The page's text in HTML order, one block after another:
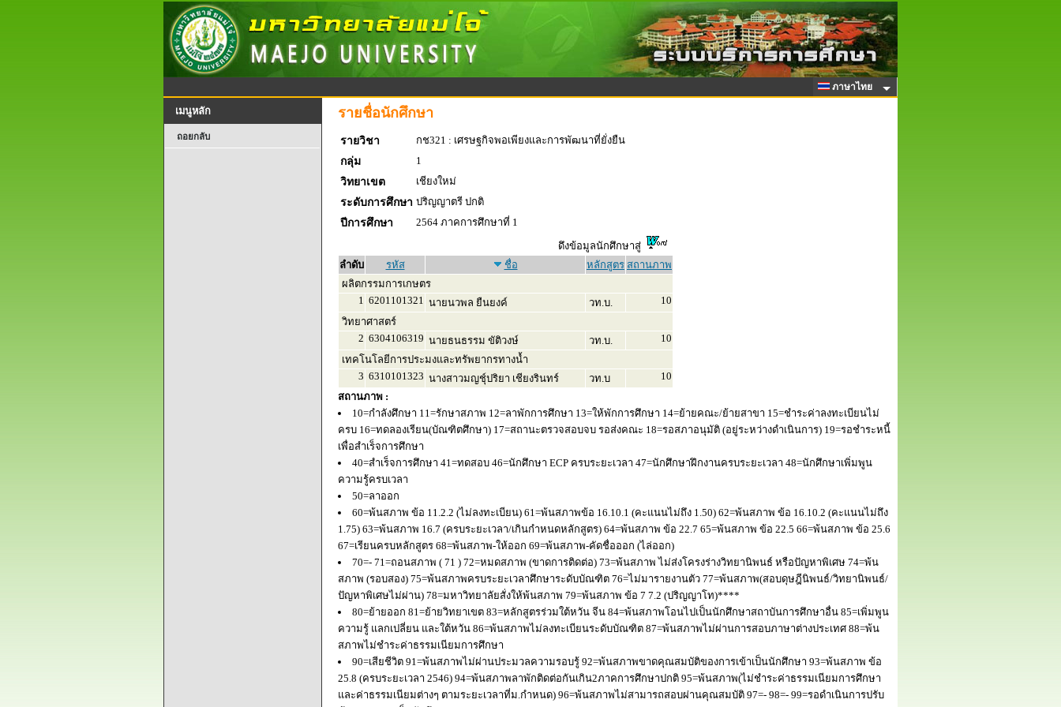
ภาษาไทย
เมนูหลัก
ถอยกลับ
รายชื่อนักศึกษา
รายวิชา
กช321 : เศรษฐกิจพอเพียงและการพัฒนาที่ยั่งยืน
กลุ่ม
1
วิทยาเขต
เชียงใหม่
ระดับการศึกษา ปริญญาตรี ปกติ
ปีการศึกษา
2564 ภาคการศึกษาที่ 1
ดึงข้อมูลนักศึกษาสู่
ลำดับ
รหัส ชื่อ หลักสูตร สถานภาพ
ผลิตกรรมการเกษตร
1 6201101321 นายนวพล ยืนยงค์ วท.บ.
10
วิทยาศาสตร์
2 6304106319 นายธนธรรม ขัติวงษ์ วท.บ.
10
เทคโนโลยีการประมงและทรัพยากรทางน้ำ
3 6310101323 นางสาวมญชุ์ปริยา เชียงรินทร์ วท.บ
10
สถานภาพ :
10=กำลังศึกษา 11=รักษาสภาพ 12=ลาพักการศึกษา 13=ให้พักการศึกษา 14=ย้ายคณะ/ย้ายสาขา 15=ชำระค่าลงทะเบียนไม่
ครบ 16=ทดลองเรียน(บัณฑิตศึกษา) 17=สถานะตรวจสอบจบ รอส่งคณะ 18=รอสภาอนุมัติ (อยู่ระหว่างดำเนินการ) 19=รอชำระหนี้
เพื่อสำเร็จการศึกษา
40=สำเร็จการศึกษา 41=ทดสอบ 46=นักศึกษา ECP ครบระยะเวลา 47=นักศึกษาฝึกงานครบระยะเวลา 48=นักศึกษาเพิ่มพูน
ความรู้ครบเวลา
50=ลาออก
60=พ้นสภาพ ข้อ 11.2.2 (ไม่ลงทะเบียน) 61=พ้นสภาพข้อ 16.10.1 (คะแนนไม่ถึง 1.50) 62=พ้นสภาพ ข้อ 16.10.2 (คะแนนไม่ถึง
1.75) 63=พ้นสภาพ 16.7 (ครบระยะเวลา/เกินกำหนดหลักสูตร) 64=พ้นสภาพ ข้อ 22.7 65=พ้นสภาพ ข้อ 22.5 66=พ้นสภาพ ข้อ 25.6
67=เรียนครบหลักสูตร 68=พ้นสภาพ-ให้ออก 69=พ้นสภาพ-คัดชื่อออก (ไล่ออก)
70=- 71=ถอนสภาพ ( 71 ) 72=หมดสภาพ (ขาดการติดต่อ) 73=พ้นสภาพ ไม่ส่งโครงร่างวิทยานิพนธ์ หรือปัญหาพิเศษ 74=พ้น
สภาพ (รอบสอง) 75=พ้นสภาพครบระยะเวลาศึกษาระดับบัณฑิต 76=ไม่มารายงานตัว 77=พ้นสภาพ(สอบดุษฎีนิพนธ์/วิทยานิพนธ์/
ปัญหาพิเศษไม่ผ่าน) 78=มหาวิทยาลัยสั่งให้พ้นสภาพ 79=พ้นสภาพ ข้อ 7 7.2 (ปริญญาโท)****
80=ย้ายออก 81=ย้ายวิทยาเขต 83=หลักสูตรร่วมใต้หวัน จีน 84=พ้นสภาพโอนไปเป็นนักศึกษาสถาบันการศึกษาอื่น 85=เพิ่มพูน
ความรู้ แลกเปลี่ยน และใต้หวัน 86=พ้นสภาพไม่ลงทะเบียนระดับบัณฑิต 87=พ้นสภาพไม่ผ่านการสอบภาษาต่างประเทศ 88=พ้น
สภาพไม่ชำระค่าธรรมเนียมการศึกษา
90=เสียชีวิต 91=พ้นสภาพไม่ผ่านประมวลความรอบรู้ 92=พ้นสภาพขาดคุณสมบัติของการเข้าเป็นนักศึกษา 93=พ้นสภาพ ข้อ
25.8 (ครบระยะเวลา 2546) 94=พ้นสภาพลาพักติดต่อกันเกิน2ภาคการศึกษาปกติ 95=พ้นสภาพ(ไม่ชำระค่าธรรมเนียมการศึกษา
และค่าธรรมเนียมต่างๆ ตามระยะเวลาที่ม.กำหนด) 96=พ้นสภาพไม่สามารถสอบผ่านคุณสมบัติ 97=- 98=- 99=รอดำเนินการปรับ